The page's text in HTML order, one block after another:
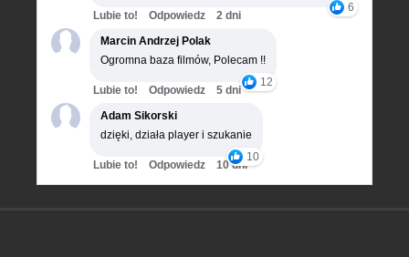
6
Lubie to! Odpowiedz
2 dni
Marcin Andrzej Polak
Ogromna baza filmów, Polecam !!
12
Lubie to! Odpowiedz
5 dni
Adam Sikorski
dzięki, działa player i szukanie
10
Lubie to! Odpowiedz 10 dni